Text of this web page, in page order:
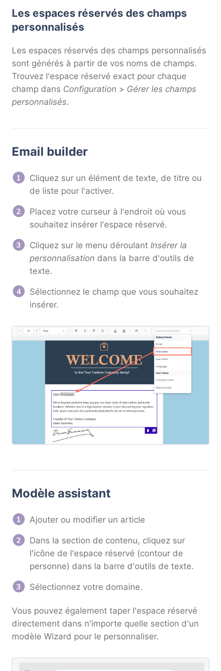
Les espaces réservés des champs
personnalisés
Les espaces réservés des champs personnalisés
sont générés à partir de vos noms de champs.
Trouvez l'espace réservé exact pour chaque
champ dans Configuration > Gérer les champs
personnalisés.
Email builder
Cliquez sur un élément de texte, de titre ou
de liste pour l'activer.
Placez votre curseur à l'endroit où vous
souhaitez insérer l'espace réservé.
Cliquez sur le menu déroulant Insérer la
personnalisation dans la barre d'outils de
texte.
Sélectionnez le champ que vous souhaitez
insérer.
Modèle assistant
Ajouter ou modifier un article
Dans la section de contenu, cliquez sur
l'icône de l'espace réservé (contour de
personne) dans la barre d'outils de texte.
Sélectionnez votre domaine.
Vous pouvez également taper l'espace réservé
directement dans n'importe quelle section d'un
modèle Wizard pour le personnaliser.